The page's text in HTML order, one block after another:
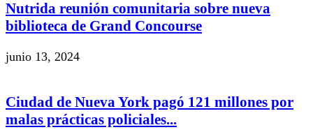
Nutrida reunión comunitaria sobre nueva
biblioteca de Grand Concourse
junio 13, 2024
Ciudad de Nueva York pagó 121 millones por
malas prácticas policiales...